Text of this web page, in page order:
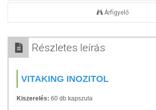
Árfigyelő
Részletes leírás
VITAKING INOZITOL
Kiszerelés: 60 db kapszula